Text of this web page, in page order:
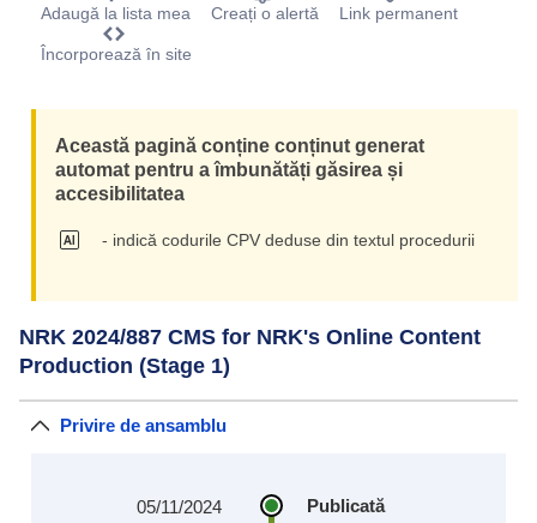
Adaugă la lista mea Creați o alertă Link permanent
Încorporează în site
Această pagină conține conținut generat
automat pentru a îmbunătăți găsirea și
accesibilitatea
- indică codurile CPV deduse din textul procedurii
NRK 2024/887 CMS for NRK's Online Content
Production (Stage 1)
Privire de ansamblu
Publicată
05/11/2024